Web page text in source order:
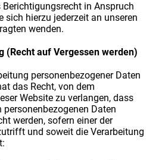
Berichtigungsrecht in Anspruch
sich hierzu jederzeit an unseren
wenden.
(Recht auf Vergessen werden)
personenbezogener Daten
das Recht, von dem
Website zu verlangen, dass
Daten
werden, sofern einer der
und soweit die Verarbeitung